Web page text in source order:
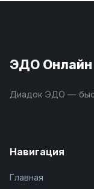
ЭДО Онлайн
Диадок ЭДО —
Навигация
Главная